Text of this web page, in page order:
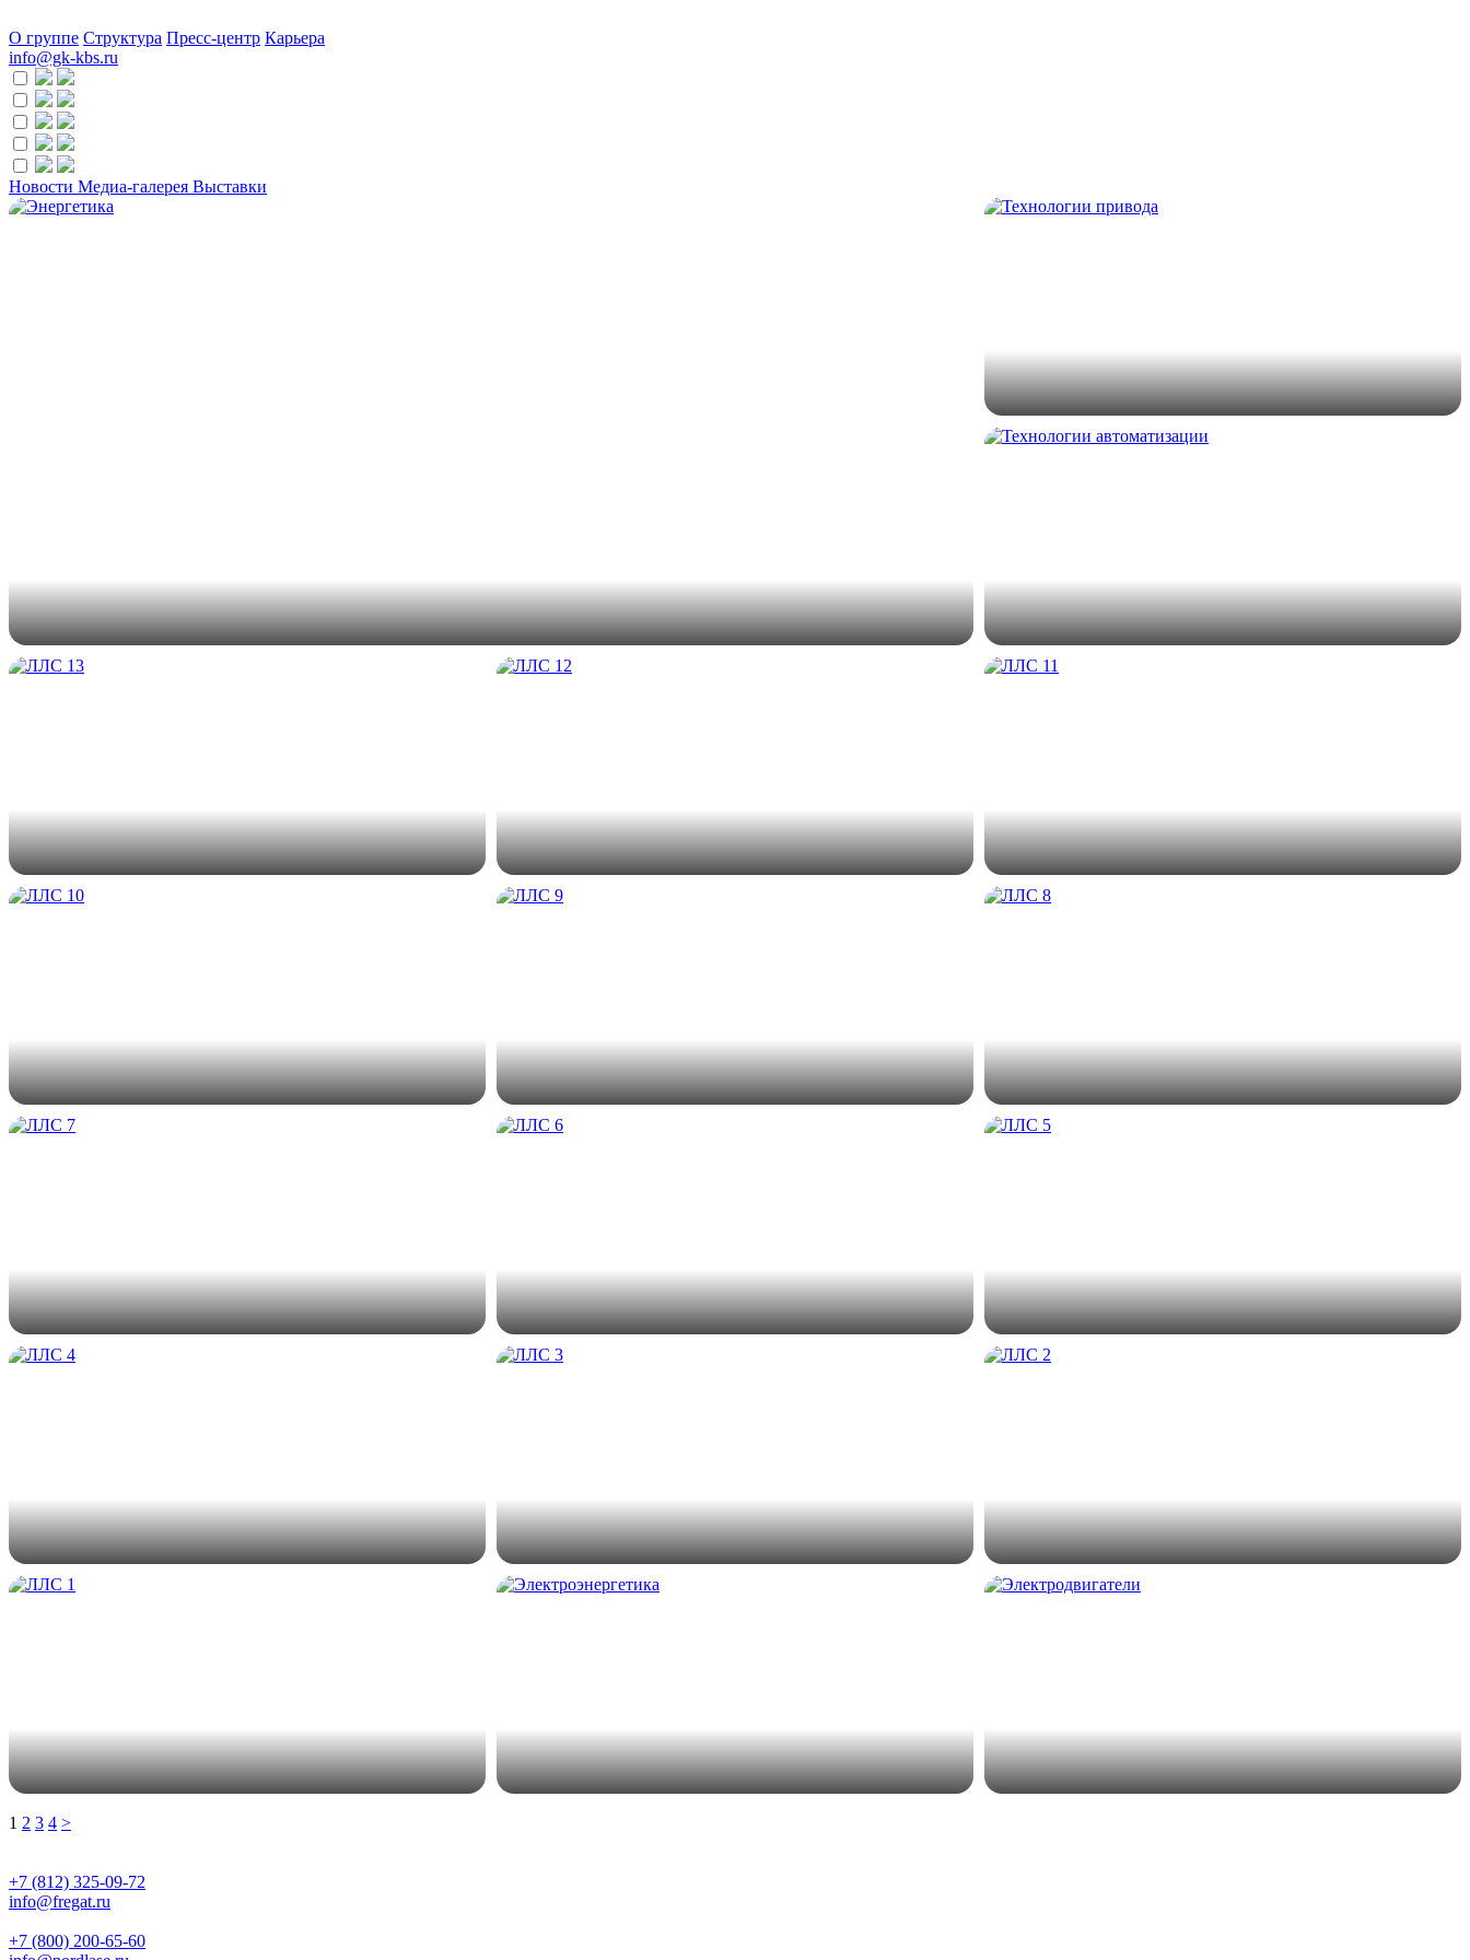
О группе Структура Пресс-центр Карьера
info@gk-kbs.ru
Новости Медиа-галерея Выставки
1 2 3 4 >
+7 (812) 325-09-72
info@fregat.ru
+7 (800) 200-65-60